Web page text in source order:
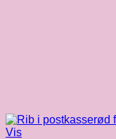
Vis